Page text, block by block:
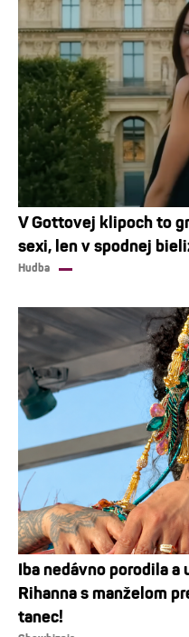
V Gottovej klipoch to
sexi, len v spodnej
Hudba
Iba nedávno porodila a
Rihanna s manželom
tanec!